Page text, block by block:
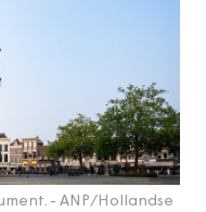
- ANP/Hollandse